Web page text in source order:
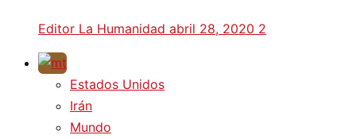
Editor La Humanidad abril 28, 2020 2
Estados Unidos
Irán
Mundo